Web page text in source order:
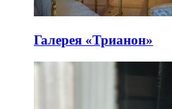
Галерея «Трианон»